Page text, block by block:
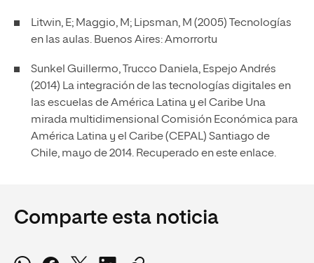
Litwin, E; Maggio, M; Lipsman, M (2005) Tecnologías
en las aulas. Buenos Aires: Amorrortu
Sunkel Guillermo, Trucco Daniela, Espejo Andrés
(2014) La integración de las tecnologías digitales en
las escuelas de América Latina y el Caribe Una
mirada multidimensional Comisión Económica para
América Latina y el Caribe (CEPAL) Santiago de
Chile, mayo de 2014. Recuperado eneste enlace.
Comparte esta noticia